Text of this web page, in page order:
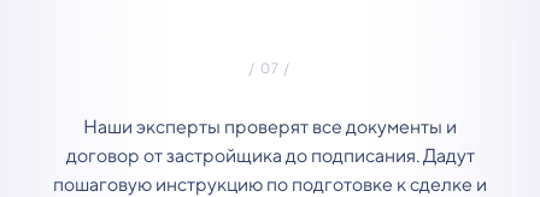
Наши эксперты проверят все документы и
договор от застройщика до подписания. Дадут
пошаговую инструкцию по подготовке к сделке и